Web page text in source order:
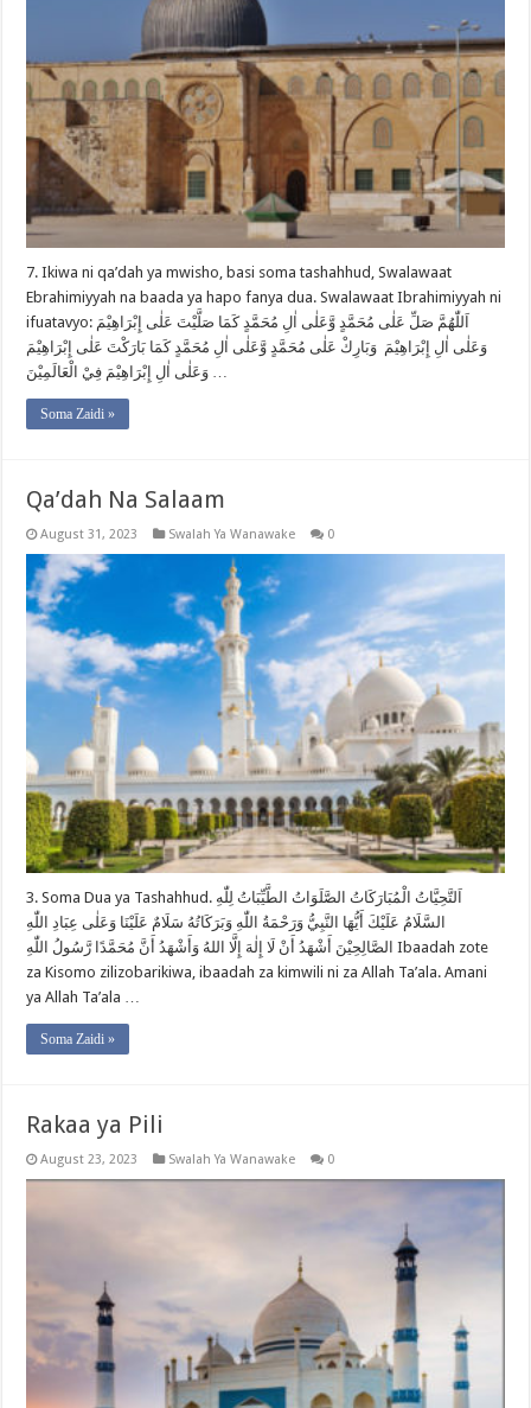
7. Ikiwa ni qa’dah ya mwisho, basi soma tashahhud, Swalawaat
Ebrahimiyyah na baada ya hapo fanya dua. Swalawaat Ibrahimiyyah ni
ifuatavyo: اَللّٰهُمَّ صَلِّ عَلٰى مُحَمَّدٍ وَّعَلٰى اٰلِ مُحَمَّدٍ كَمَا صَلَّيْتَ عَلٰى إِبْرَاهِيْمَ
وَعَلٰى اٰلِ إِبْرَاهِيْمَ وَبَارِكْ عَلٰى مُحَمَّدٍ وَّعَلٰى اٰلِ مُحَمَّدٍ كَمَا بَارَكْتَ عَلٰى إِبْرَاهِيْمَ
وَعَلٰى اٰلِ إِبْرَاهِيْمَ فِيْ الْعَالَمِيْنَ …
Soma Zaidi »
Qa’dah Na Salaam
August 31, 2023 Swalah Ya Wanawake 0
3. Soma Dua ya Tashahhud. اَلتَّحِيَّاتُ الْمُبَارَكَاتُ الصَّلَوَاتُ الطَّيِّبَاتُ لِلّٰهِ
السَّلَامُ عَلَيْكَ أَيُّهَا النَّبِيُّ وَرَحْمَةُ اللّٰهِ وَبَرَكَاتُهُ سَلَامٌ عَلَيْنَا وَعَلٰى عِبَادِ اللّٰهِ
الصَّالِحِيْنَ أَشْهَدُ أَنْ لَا إِلٰهَ إِلَّا اللهُ وَأَشْهَدُ أَنَّ مُحَمَّدًا رَّسُولُ اللّٰهِ Ibaadah zote
za Kisomo zilizobarikiwa, ibaadah za kimwili ni za Allah Ta’ala. Amani
ya Allah Ta’ala …
Soma Zaidi »
Rakaa ya Pili
August 23, 2023 Swalah Ya Wanawake 0